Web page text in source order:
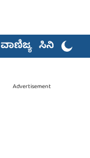
ವಾಣಿಜ್ಯ ಸಿನಿಮಾ
Advertisement